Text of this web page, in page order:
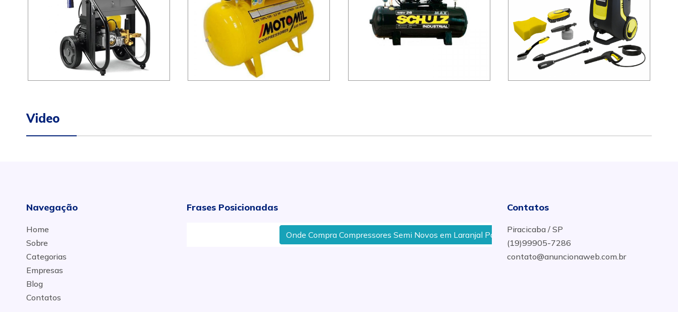
Video
Navegação
Home
Sobre
Categorias
Empresas
Blog
Contatos
Frases Posicionadas
Onde Compra Compressores Semi Novos em Laranjal Paulista Onde Alugar Lavadoras de Alta Pressão
Contatos
Piracicaba / SP
(19)99905-7286
contato@anuncionaweb.com.br